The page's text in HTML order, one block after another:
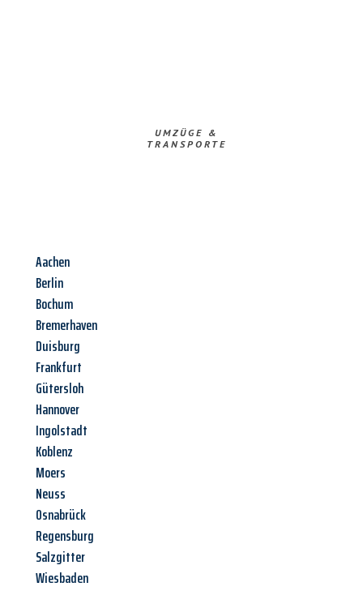
UMZÜGE &
TRANSPORTE
Aachen
Berlin
Bochum
Bremerhaven
Duisburg
Frankfurt
Gütersloh
Hannover
Ingolstadt
Koblenz
Moers
Neuss
Osnabrück
Regensburg
Salzgitter
Wiesbaden